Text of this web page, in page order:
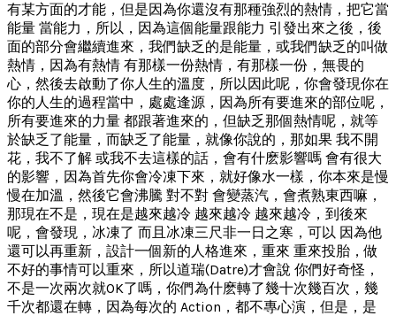
有某方面的才能，但是因為你還沒有那種強烈的熱情，把它當
能量 當能力，所以，因為這個能量跟能力 引發出來之後，後
面的部分會繼續進來，我們缺乏的是能量，或我們缺乏的叫做
熱情，因為有熱情 有那樣一份熱情，有那樣一份，無畏的
心，然後去啟動了你人生的溫度，所以因此呢，你會發現你在
你的人生的過程當中，處處逢源，因為所有要進來的部位呢，
所有要進來的力量 都跟著進來的，但缺乏那個熱情呢，就等
於缺乏了能量，而缺乏了能量，就像你說的，那如果 我不開
花，我不了解 或我不去這樣的話，會有什麽影響嗎 會有很大
的影響，因為首先你會冷凍下來，就好像水一樣，你本來是慢
慢在加溫，然後它會沸騰 對不對 會變蒸汽，會煮熟東西嘛，
那現在不是，現在是越來越冷 越來越冷 越來越冷，到後來
呢，會發現，冰凍了 而且冰凍三尺非一日之寒，可以 因為他
還可以再重新，設計一個新的人格進來，重來 重來投胎，做
不好的事情可以重來，所以道瑞(Datre)才會說 你們好奇怪，
不是一次兩次就OK了嗎，你們為什麽轉了幾十次幾百次，幾
千次都還在轉，因為每次的 Action，都不專心演，但是，是